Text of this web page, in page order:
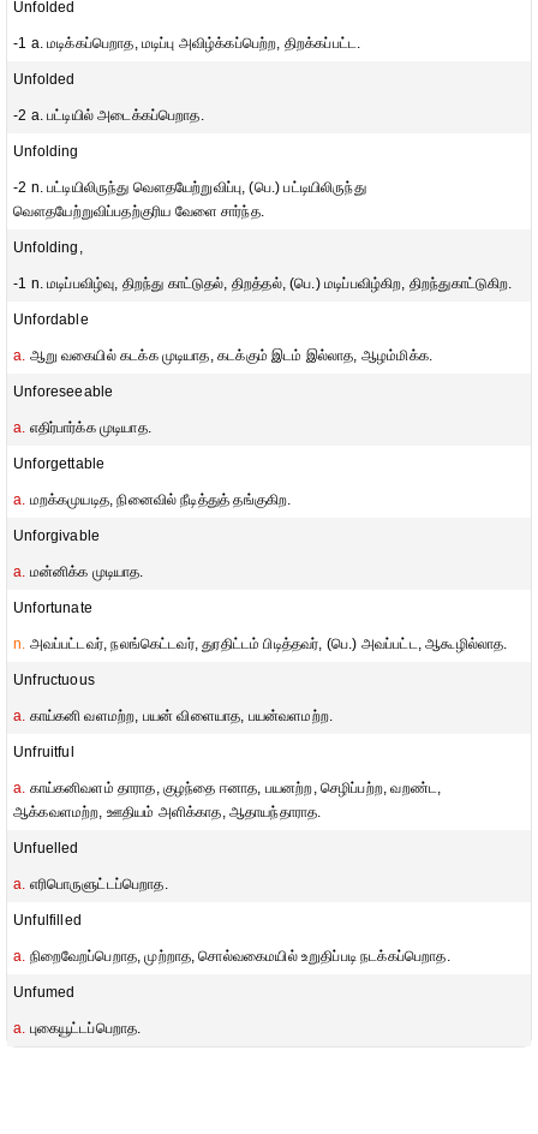
Unfolded
-1 a. மடிக்கப்பெறாத, மடிப்பு அவிழ்க்கப்பெற்ற, திறக்கப்பட்ட.
Unfolded
-2 a. பட்டியில் அடைக்கப்பெறாத.
Unfolding
-2 n. பட்டியிலிருந்து வௌதயேற்றுவிப்பு, (பெ.) பட்டியிலிருந்து
வௌதயேற்றுவிப்பதற்குரிய வேளை சார்ந்த.
Unfolding,
-1 n. மடிப்பவிழ்வு, திறந்து காட்டுதல், திறத்தல், (பெ.) மடிப்பவிழ்கிற, திறந்துகாட்டுகிற.
Unfordable
a. ஆறு வகையில் கடக்க முடியாத, கடக்கும் இடம் இல்லாத, ஆழம்மிக்க.
Unforeseeable
a. எதிர்பார்க்க முடியாத.
Unforgettable
a. மறக்கமுயடித, நினைவில் நீடித்துத் தங்குகிற.
Unforgivable
a. மன்னிக்க முடியாத.
Unfortunate
n. அவப்பட்டவர், நலங்கெட்டவர், துரதிட்டம் பிடித்தவர், (பெ.) அவப்பட்ட, ஆகூழில்லாத.
Unfructuous
a. காய்கனி வளமற்ற, பயன் விளையாத, பயன்வளமற்ற.
Unfruitful
a. காய்கனிவளம் தாராத, குழந்தை ஈனாத, பயனற்ற, செழிப்பற்ற, வறண்ட,
ஆக்கவளமற்ற, ஊதியம் அளிக்காத, ஆதாயந்தாராத.
Unfuelled
a. எரிபொருளுட்டப்பெறாத.
Unfulfilled
a. நிறைவேறப்பெறாத, முற்றாத, சொல்வகைமயில் உறுதிப்படி நடக்கப்பெறாத.
Unfumed
a. புகையூட்டப்பெறாத.